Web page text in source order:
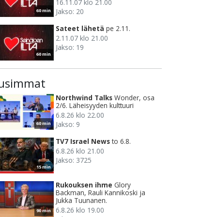
60 min
16.11.07 klo 21.00
Jakso: 20
60 min
Sateet lähetä pe 2.11.
2.11.07 klo 21.00
Jakso: 19
60 min
Northwind Talks Wonder, osa
2/6. Läheisyyden kulttuuri
6.8.26 klo 22.00
Jakso: 9
15 min
TV7 Israel News to 6.8.
6.8.26 klo 21.00
Jakso: 3725
90 min
Rukouksen ihme Glory
Backman, Rauli Kannikoski ja
Jukka Tuunanen.
6.8.26 klo 19.00